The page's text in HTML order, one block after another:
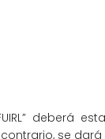
deberá
se